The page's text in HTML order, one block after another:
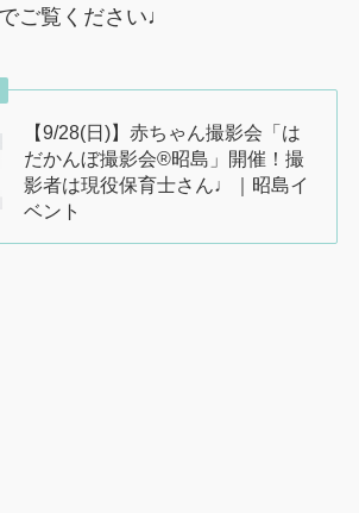
ご覧ください♩
【9/28(日)】赤ちゃん撮影会「は
だかんぼ撮影会®︎昭島」開催！撮
影者は現役保育士さん♩｜昭島イ
ベント